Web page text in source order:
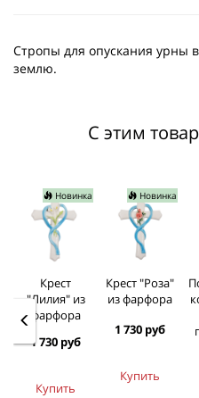
Стропы для опускания урны
землю.
С этим
Новинка
Крест
"Лилия" из
фарфора
1 730 руб
Купить
Новинка
Крест "Роза"
из фарфора
1 730 руб
Купить